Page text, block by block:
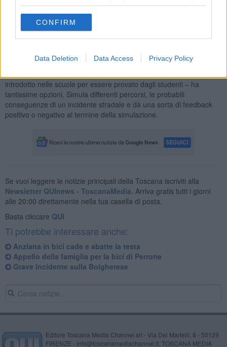
CONFIRM
Data Deletion Data Access Privacy Policy
"Di fatto – ha aggiunto – sempre più spesso i conducenti delle bici
non rispettano quelle che sono le norme di comportamento del
codice della strada con conseguenze a volte anche mortali. Ma non
vanno incontro".
introdotto nelle scuole per essere provato dagli studenti – ha
tantissime opzioni. Simula differenti percorsi, le probabili
conseguenze di un incidente stradale e dà una sorta di feedback
positivo o negativo al termine della simulazione.
Se vuoi leggere le notizie principali della Toscana iscriviti alla
Newsletter QUInews - ToscanaMedia. Arriva gratis tutti i giorni
alle 20:00 direttamente nella tua casella di posta.
Basta cliccare QUI
Ti potrebbe interessare anche:
Anziana in bici cade e sbatte la testa
Appello della famiglia per la bici di Perrone
Grave incidente sulla Bolgherese
Editore Toscana Media Channel srl - Via Dei Martelli, 8 - 50129
FIRENZE - info@toscanamediachannel.it. TOSCANA MEDIA